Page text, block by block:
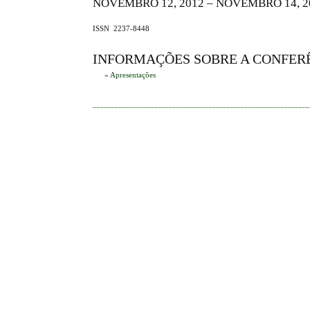
NOVEMBRO 12, 2012 – NOVEMBRO 14,
ISSN 2237-8448
INFORMAÇÕES SOBRE A
» Apresentações